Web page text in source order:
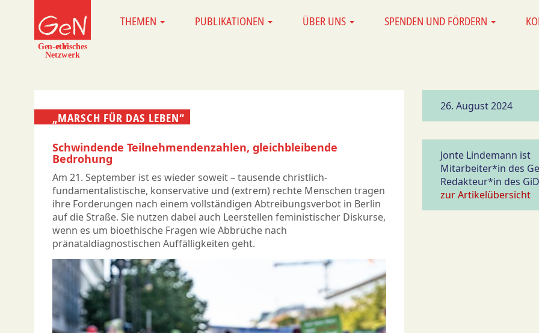
MAINTHEMEN PUBLIKATIONEN ÜBER UNS SPENDEN UND FÖRDERN
„MARSCH FÜR DAS LEBEN“
Schwindende Teilnehmendenzahlen, gleichbleibende
Bedrohung
Am 21. September ist es wieder soweit – tausende christlich-
fundamentalistische, konservative und (extrem) rechte Menschen tragen
ihre Forderungen nach einem vollständigen Abtreibungsverbot in Berlin
auf die Straße. Sie nutzen dabei auch Leerstellen feministischer Diskurse,
wenn es um bioethische Fragen wie Abbrüche nach
pränataldiagnostischen Auffälligkeiten geht.
26. August 2024
Jonte Lindemann ist
Mitarbeiter*in des
Redakteur*in des
zur Artikelübersicht